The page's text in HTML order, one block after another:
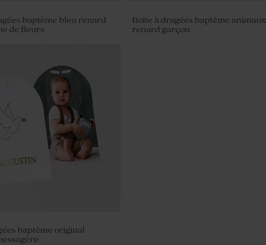
baptême bleu renard
de fleurs
Boîte à dragées baptême animaux
renard garçon
baptême original